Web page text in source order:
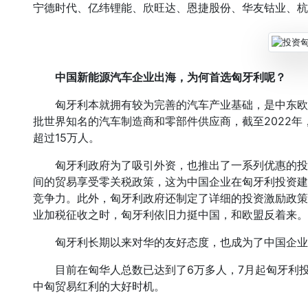
宁德时代、亿纬锂能、欣旺达、恩捷股份、华友钴业、
中国新能源汽车企业出海，为何首选匈牙利呢？
匈牙利本就拥有较为完善的汽车产业基础，是中东
批世界知名的汽车制造商和零部件供应商，截至2022
超过15万人。
匈牙利政府为了吸引外资，也推出了一系列优惠的
间的贸易享受零关税政策，这为中国企业在匈牙利投资
竞争力。此外，匈牙利政府还制定了详细的投资激励政
业加税征收之时，匈牙利依旧力挺中国，和欧盟反着来。
匈牙利长期以来对华的友好态度，也成为了中国企
目前在匈华人总数已达到了6万多人，7月起匈牙利
中匈贸易红利的大好时机。